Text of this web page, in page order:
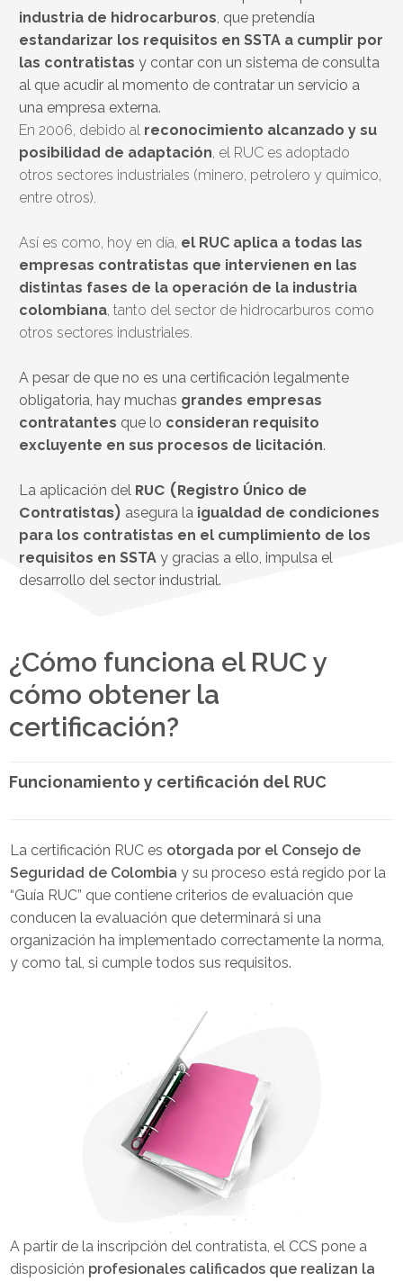
industria de hidrocarburos, que pretendía
estandarizar los requisitos en SSTA a cumplir por
las contratistas y contar con un sistema de consulta
al que acudir al momento de contratar un servicio a
una empresa externa.
En 2006, debido al reconocimiento alcanzado y su
posibilidad de adaptación, el RUC es adoptado
otros sectores industriales (minero, petrolero y químico,
entre otros).
Así es como, hoy en día, el RUC aplica a todas las
empresas contratistas que intervienen en las
distintas fases de la operación de la industria
colombiana, tanto del sector de hidrocarburos como
otros sectores industriales.
A pesar de que no es una certificación legalmente
obligatoria, hay muchas grandes empresas
contratantes que lo consideran requisito
excluyente en sus procesos de licitación.
La aplicación del RUC (Registro Único de
Contratistas) asegura la igualdad de condiciones
para los contratistas en el cumplimiento de los
requisitos en SSTA y gracias a ello, impulsa el
desarrollo del sector industrial.
¿Cómo funciona el RUC y
cómo obtener la
certificación?
Funcionamiento y certificación del RUC
La certificación RUC es otorgada por el Consejo de
Seguridad de Colombia y su proceso está regido por la
“Guía RUC” que contiene criterios de evaluación que
conducen la evaluación que determinará si una
organización ha implementado correctamente la norma,
y como tal, si cumple todos sus requisitos.
A partir de la inscripción del contratista, el CCS pone a
disposición profesionales calificados que realizan la